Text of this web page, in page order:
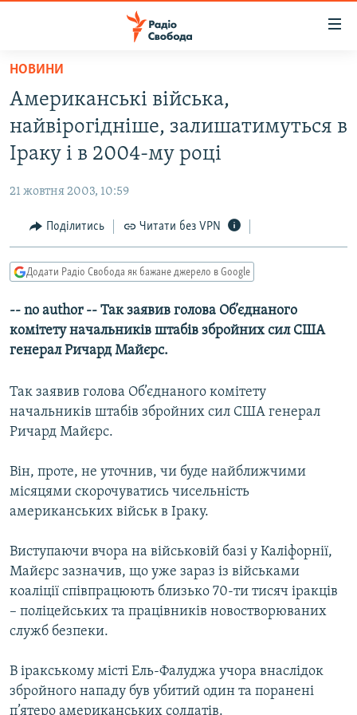
Перейти
основного
матеріалу
Перейти
до
основної
Перейти
до
пошуку
ВСЕ ЗА ДОБУ
СТАТТІ
СУСПІЛЬСТВО
УКРАЇНА
СВІТ
РОСІЙСЬКА «ФІЛЬТРАЦІЯ»
ДОНБАС.РЕАЛІЇ
ТИ ЯК?
СХЕМИ
КИТАЙ.ВИКЛИКИ
ФОТО
СПЕЦПРОЄКТИ
КРИМ РЕАЛІЇ
РУС
УКР
КТАТ
ДОЛУЧАЙСЯ!
НОВИНИ
Американські війська,
найвірогідніше, залишатимуться в
Іраку і в 2004-му році
21 жовтня 2003, 10:59
Поділитись Читати без VPN
Додати Радіо Свобода як бажане джерело в Google
-- no author -- Так заявив голова Об’єднаного
комітету начальників штабів збройних сил США
генерал Ричард Майєрс.
Так заявив голова Об’єднаного комітету
начальників штабів збройних сил США генерал
Ричард Майєрс.
Він, проте, не уточнив, чи буде найближчими
місяцями скорочуватись чисельність
американських військ в Іраку.
Виступаючи вчора на військовій базі у Каліфорнії,
Майєрс зазначив, що уже зараз із військами
коаліції співпрацюють близько 70-ти тисяч іракців
– поліцейських та працівників новостворюваних
служб безпеки.
В іракському місті Ель-Фалуджа учора внаслідок
збройного нападу був убитий один та поранені
п’ятеро американських солдатів.